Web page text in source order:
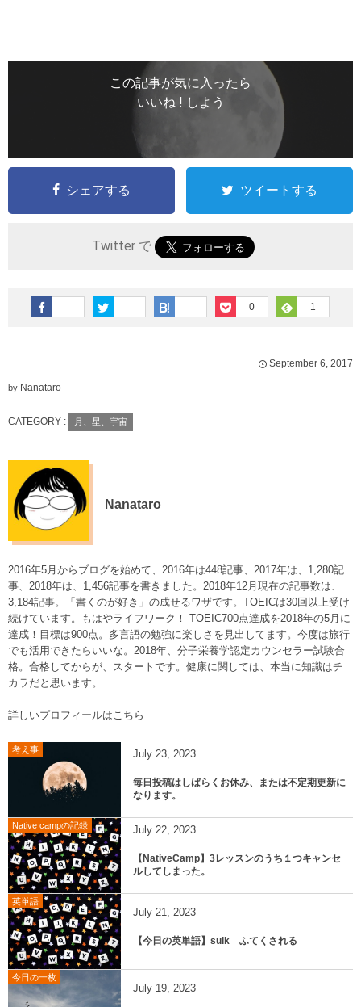
この記事が気に入ったら
いいね ! しよう
シェアする ツイートする
Twitter で
0 1
September 6, 2017
by Nanataro
CATEGORY : 月、星、宇宙
Nanataro
2016年5月からブログを始めて、2016年は448記事、2017年は、1,280記
事、2018年は、1,456記事を書きました。2018年12月現在の記事数は、
3,184記事。「書くのが好き」の成せるワザです。TOEICは30回以上受け
続けています。もはやライフワーク！ TOEIC700点達成を2018年の5月に
達成！目標は900点。多言語の勉強に楽しさを見出してます。今度は旅行
でも活用できたらいいな。2018年、分子栄養学認定カウンセラー試験合
格。合格してからが、スタートです。健康に関しては、本当に知識はチ
カラだと思います。
詳しいプロフィールはこちら
考え事 July 23, 2023
毎日投稿はしばらくお休み、または不定期更新に
なります。
Native campの記録 July 22, 2023
【NativeCamp】3レッスンのうち１つキャンセ
ルしてしまった。
英単語
July 21, 2023
【今日の英単語】sulk ふてくされる
今日の一枚
July 19, 2023